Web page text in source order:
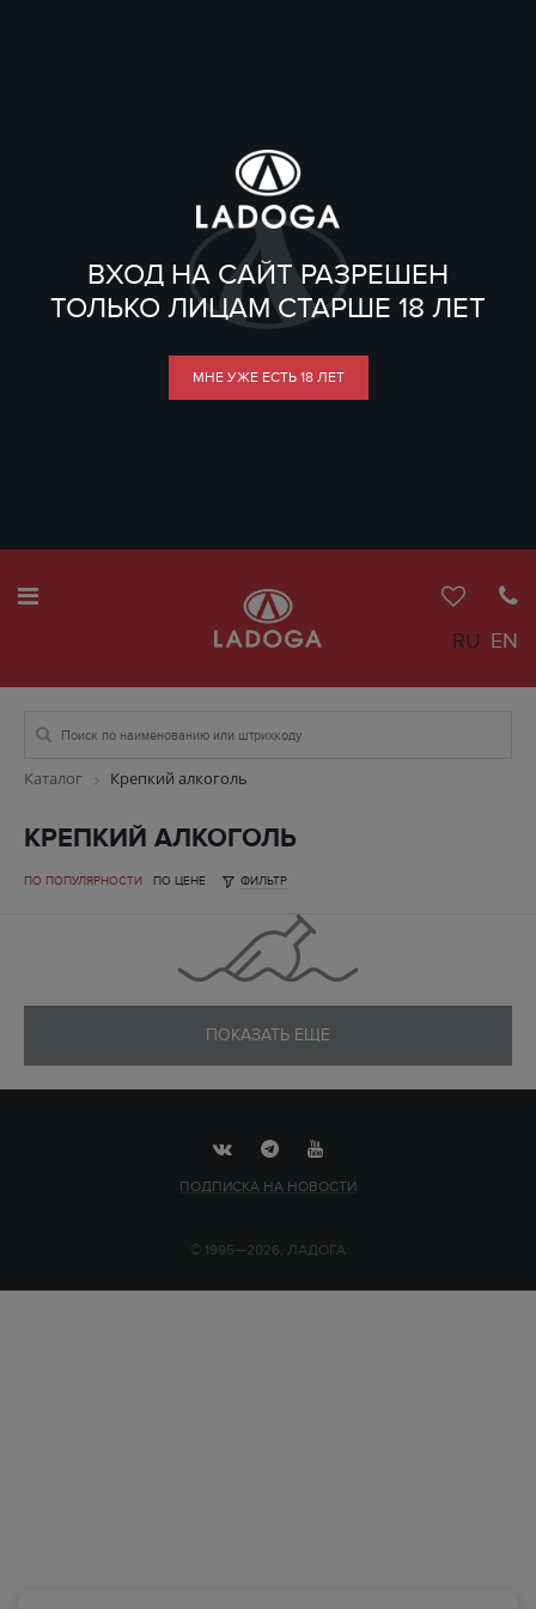
ВХОД НА САЙТ РАЗРЕШЕН
ТОЛЬКО ЛИЦАМ СТАРШЕ 18 ЛЕТ
МНЕ УЖЕ ЕСТЬ 18 ЛЕТ
RU EN
Каталог Крепкий алкоголь
КРЕПКИЙ АЛКОГОЛЬ
ПО ПОПУЛЯРНОСТИ ПО ЦЕНЕ ФИЛЬТР
ПОКАЗАТЬ ЕЩЕ
ПОДПИСКА НА НОВОСТИ
© 1995—2026, ЛАДОГА